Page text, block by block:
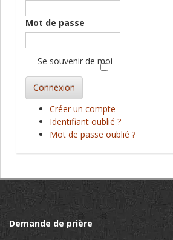
Mot de passe
Se souvenir de moi
Connexion
Créer un compte
Identifiant oublié ?
Mot de passe oublié ?
Demande de prière